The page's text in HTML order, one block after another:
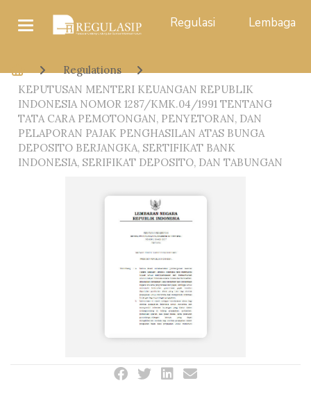
Regulasi Lembaga
Regulations
KEPUTUSAN MENTERI KEUANGAN REPUBLIK
INDONESIA NOMOR 1287/KMK.04/1991 TENTANG
TATA CARA PEMOTONGAN, PENYETORAN, DAN
PELAPORAN PAJAK PENGHASILAN ATAS BUNGA
DEPOSITO BERJANGKA, SERTIFIKAT BANK
INDONESIA, SERIFIKAT DEPOSITO, DAN TABUNGAN